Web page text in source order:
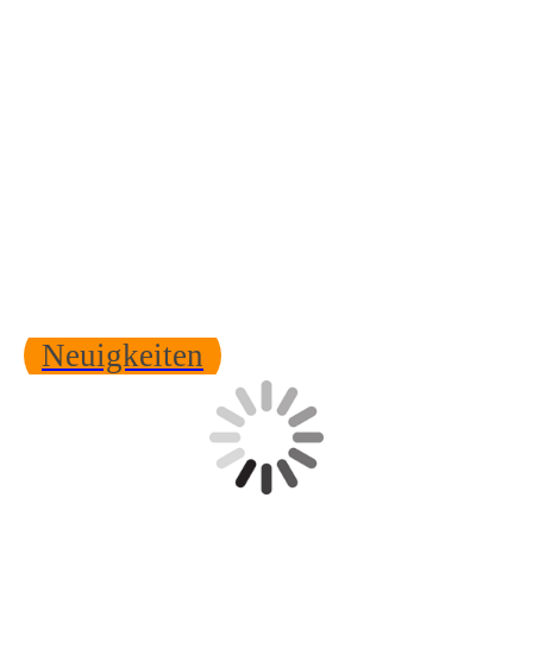
Neuigkeiten